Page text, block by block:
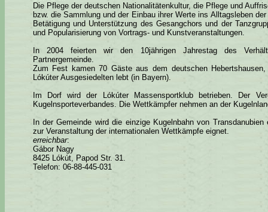
Die Pflege der deutschen Nationalitätenkultur, die Pflege und
bzw. die Sammlung und der Einbau ihrer Werte ins Alltagsleben
Betätigung und Unterstützung des Gesangchors und der
und Popularisierung von Vortrags- und Kunstveranstaltungen.
In 2004 feierten wir den 10jährigen Jahrestag des
Partnergemeinde.
Zum Fest kamen 70 Gäste aus dem deutschen
Lókúter Ausgesiedelten lebt (in Bayern).
Im Dorf wird der Lókúter Massensportklub betrieben. Der
Kugelnsporteverbandes. Die Wettkämpfer nehmen an der
In der Gemeinde wird die einzige Kugelnbahn von
zur Veranstaltung der internationalen Wettkämpfe eignet.
erreichbar:
Gábor Nagy
8425 Lókút, Papod Str. 31.
Telefon: 06-88-445-031